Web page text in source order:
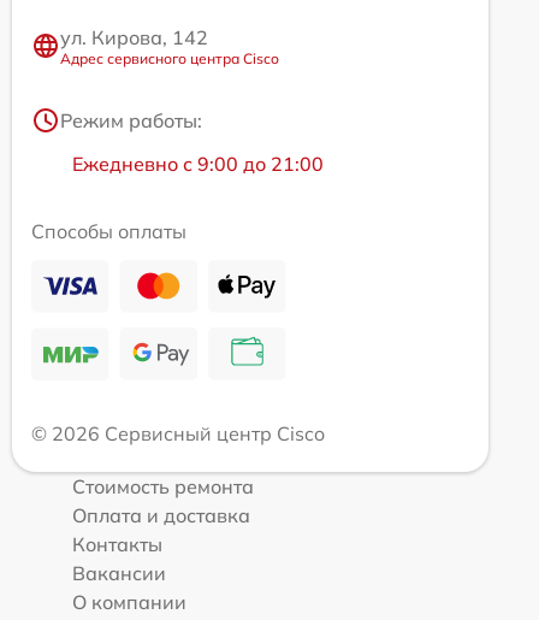
ул. Кирова, 142
Адрес сервисного центра Cisco
Режим работы:
Ежедневно с 9:00 до 21:00
Способы оплаты
© 2026 Сервисный центр Cisco
Стоимость ремонта
Оплата и доставка
Контакты
Вакансии
О компании